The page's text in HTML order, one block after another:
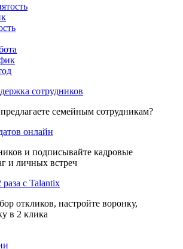
сотрудников
семейным сотрудникам?
онлайн
и подписывайте кадровые
и личных встреч
раза с Talantix
откликов, настройте воронку,
в 2 клика